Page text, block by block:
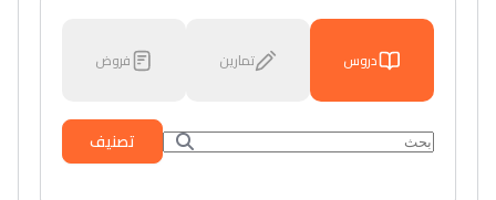
دروس تمارين فروض
تصنيف